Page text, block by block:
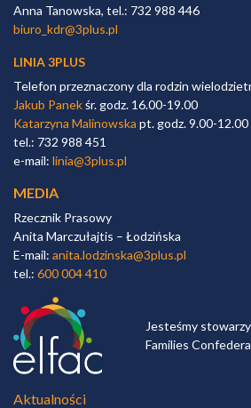
Anna Tanowska, tel.: 732 988 446
biuro_kdr@3plus.pl
LINIA 3PLUS
Telefon przeznaczony dla rodzin
Jakub Panekśr. godz. 16.00-19.00
Katarzyna Malinowska pt. godz. 9.00-12.00
tel.: 732 988 451
e-mail: linia@3plus.pl
MEDIA
Rzecznik Prasowy
Anita Marczułajtis – Łodzińska
E-mail: anita.lodzinska@3plus.pl
tel.: 600 004 410
Jesteśmy
Families
Aktualności